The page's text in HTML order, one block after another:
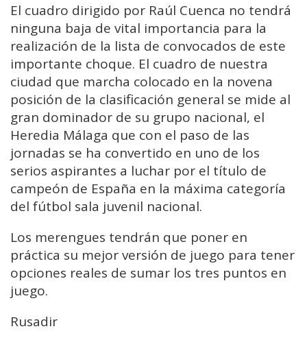
El cuadro dirigido por Raúl Cuenca no tendrá
ninguna baja de vital importancia para la
realización de la lista de convocados de este
importante choque. El cuadro de nuestra
ciudad que marcha colocado en la novena
posición de la clasificación general se mide al
gran dominador de su grupo nacional, el
Heredia Málaga que con el paso de las
jornadas se ha convertido en uno de los
serios aspirantes a luchar por el título de
campeón de España en la máxima categoría
del fútbol sala juvenil nacional.
Los merengues tendrán que poner en
práctica su mejor versión de juego para tener
opciones reales de sumar los tres puntos en
juego.
Rusadir